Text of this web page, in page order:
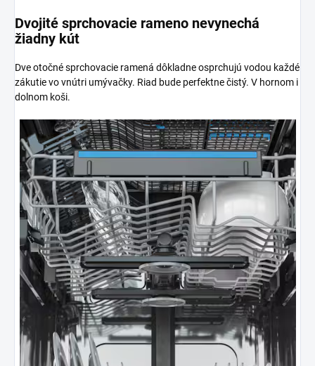
Dvojité sprchovacie rameno nevynechá
žiadny kút
Dve otočné sprchovacie ramená dôkladne osprchujú vodou každé
zákutie vo vnútri umývačky. Riad bude perfektne čistý. V hornom i
dolnom koši.